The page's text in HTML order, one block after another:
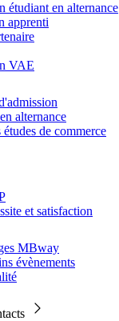
étudiant en alternance
apprenti
VAE
alternance
études de commerce
et satisfaction
MBway
évènements